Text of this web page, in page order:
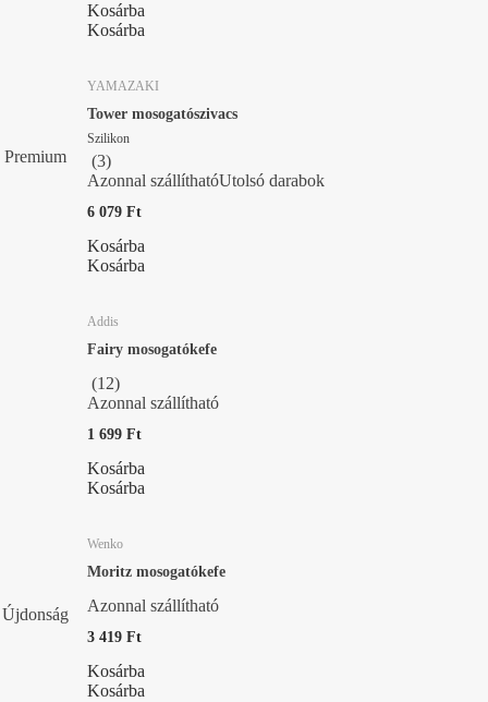
Kosárba
Kosárba
Premium
YAMAZAKI
Tower mosogatószivacs
Szilikon
(3)
Azonnal szállíthatóUtolsó darabok
6 079 Ft
Kosárba
Kosárba
Addis
Fairy mosogatókefe
(12)
Azonnal szállítható
1 699 Ft
Kosárba
Kosárba
Újdonság
Wenko
Moritz mosogatókefe
Azonnal szállítható
3 419 Ft
Kosárba
Kosárba